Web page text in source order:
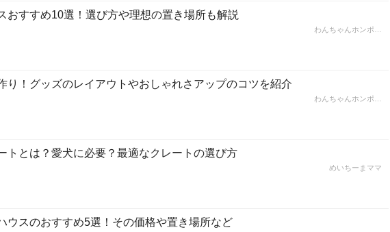
おすすめ10選！選び方や理想の置き場所も解説
わんちゃんホンポ…
り！グッズのレイアウトやおしゃれさアップのコツを紹介
わんちゃんホンポ…
トとは？愛犬に必要？最適なクレートの選び方
めいちーまママ
ウスのおすすめ5選！その価格や置き場所など